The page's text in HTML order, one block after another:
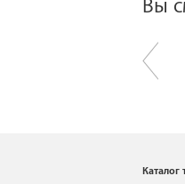
Вы